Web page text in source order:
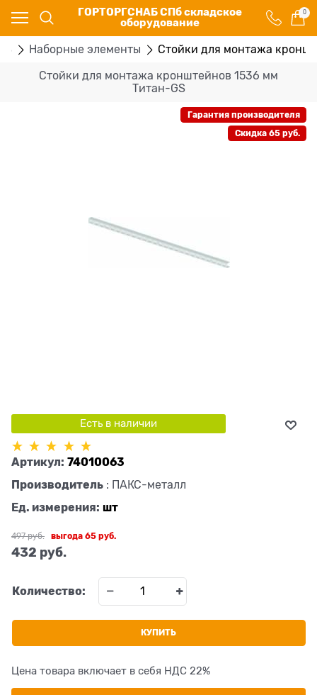
ГОРТОРГСНАБ СПб складское
оборудование
0
Наборные элементы Стойки для монтажа
Стойки для монтажа кронштейнов 1536 мм
Титан-GS
Гарантия производителя
Скидка 65 руб.
Есть в наличии
Артикул: 74010063
Производитель : ПАКС-металл
Ед. измерения: шт
497 руб.
432 руб.
выгода65 руб.
Количество:
КУПИТЬ
Цена товара включает в себя НДС 22%